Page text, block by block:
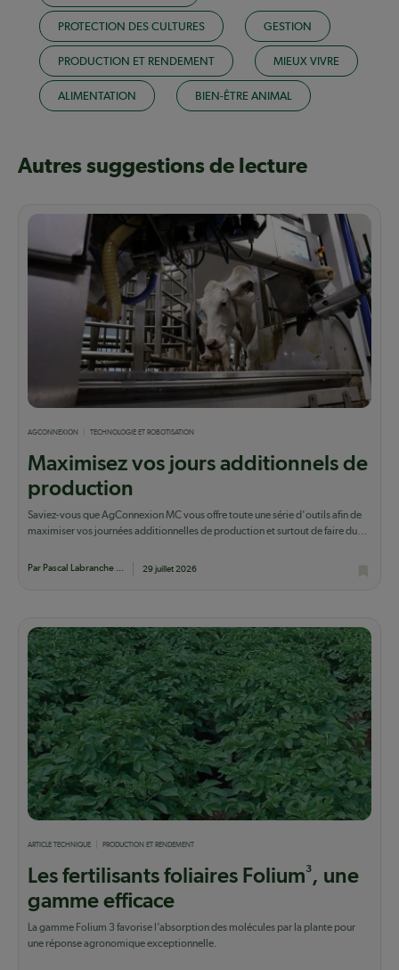
PROTECTION DES CULTURES GESTION
PRODUCTION ET RENDEMENT MIEUX VIVRE
ALIMENTATION BIEN-ÊTRE ANIMAL
Autres suggestions de lecture
AGCONNEXION TECHNOLOGIE ET ROBOTISATION
Maximisez vos jours additionnels de
production
Saviez-vous que AgConnexion MC vous offre toute une série d'outils afin de
maximiser vos journées additionnelles de production et surtout de faire du
Par Pascal Labranche ... 29 juillet 2026
ARTICLE TECHNIQUE PRODUCTION ET RENDEMENT
Les fertilisants foliaires Folium3, une
gamme efficace
La gamme Folium 3 favorise l’absorption des molécules par la plante pour
une réponse agronomique exceptionnelle.